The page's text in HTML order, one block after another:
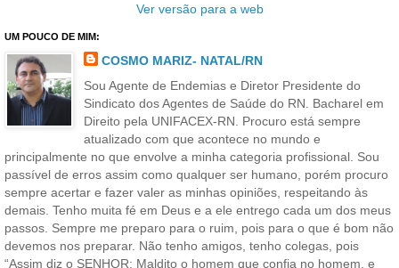
Ver versão para a web
UM POUCO DE MIM:
COSMO MARIZ- NATAL/RN
Sou Agente de Endemias e Diretor Presidente do
Sindicato dos Agentes de Saúde do RN. Bacharel em
Direito pela UNIFACEX-RN. Procuro está sempre
atualizado com que acontece no mundo e
principalmente no que envolve a minha categoria profissional. Sou
passível de erros assim como qualquer ser humano, porém procuro
sempre acertar e fazer valer as minhas opiniões, respeitando às
demais. Tenho muita fé em Deus e a ele entrego cada um dos meus
passos. Sempre me preparo para o ruim, pois para o que é bom não
devemos nos preparar. Não tenho amigos, tenho colegas, pois
“Assim diz o SENHOR: Maldito o homem que confia no homem, e